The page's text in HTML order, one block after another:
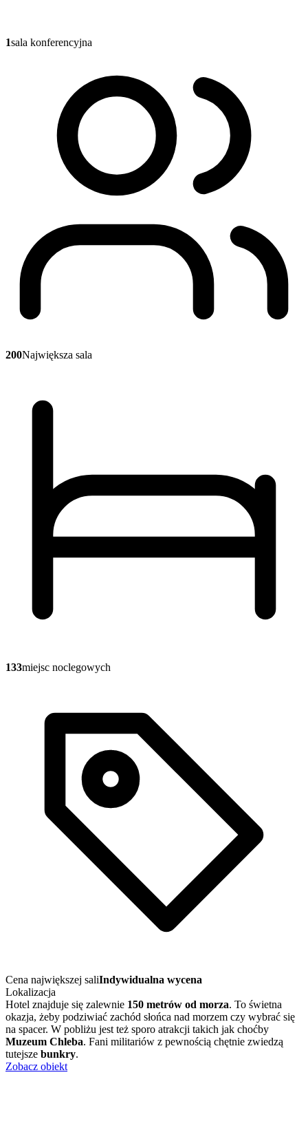
1sala konferencyjna
200Największa sala
133miejsc noclegowych
Cena największej saliIndywidualna wycena
Lokalizacja
Hotel znajduje się zalewnie 150 metrów od morza. To świetna
okazja, żeby podziwiać zachód słońca nad morzem czy wybrać się
na spacer. W pobliżu jest też sporo atrakcji takich jak choćby
Muzeum Chleba. Fani militariów z pewnością chętnie zwiedzą
tutejsze bunkry.
Zobacz obiekt